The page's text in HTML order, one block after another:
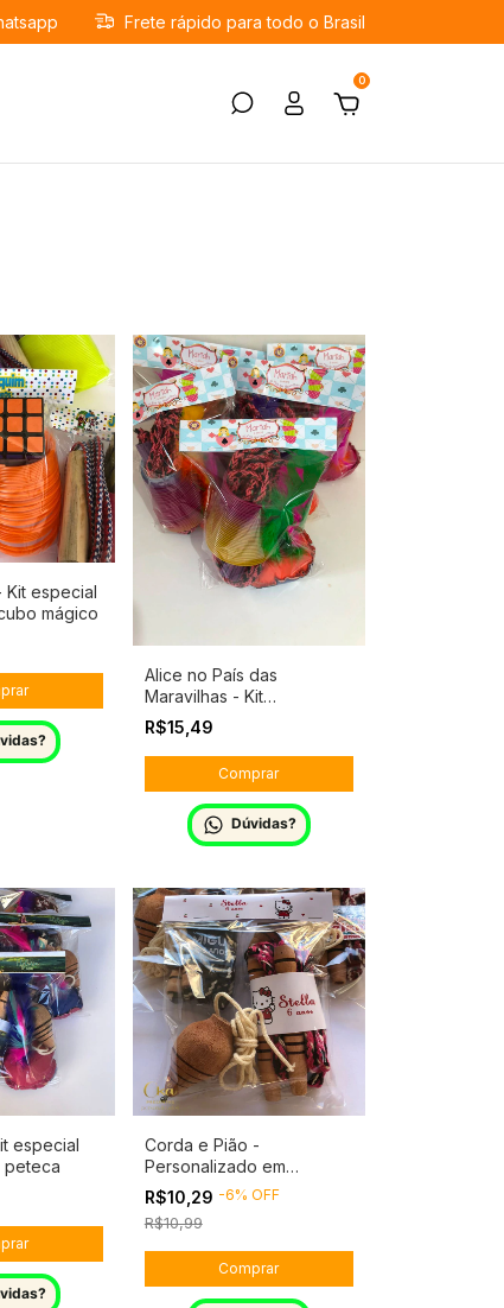
Frete rápido para todo o Brasil
0
Kit especial
mágico
Alice no País das
Maravilhas - Kit
Lembrancinhas Infantis
Personalizável - Em
qualquer tema
R$15,49
Dúvidas?
especial
peteca
Corda e Pião -
Personalizado em
qualquer tema.
R$10,29 -6% OFF
R$10,99